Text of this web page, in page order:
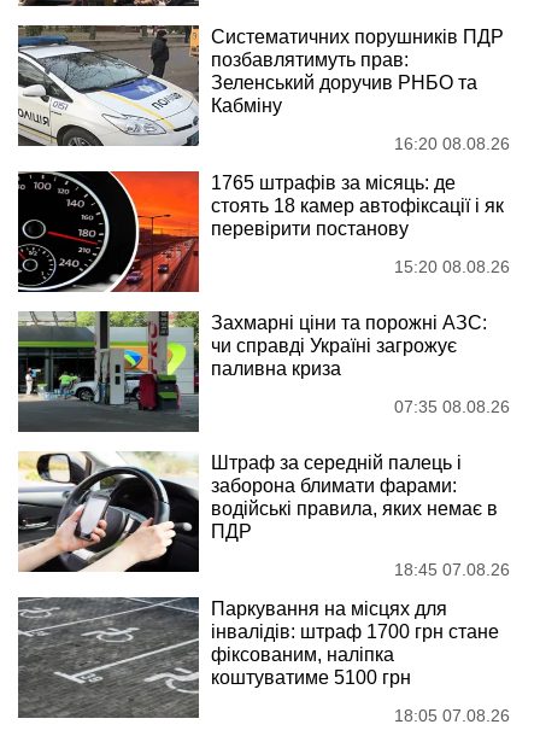
Систематичних порушників ПДР
позбавлятимуть прав:
Зеленський доручив РНБО та
Кабміну
16:20 08.08.26
1765 штрафів за місяць: де
стоять 18 камер автофіксації і як
перевірити постанову
15:20 08.08.26
Захмарні ціни та порожні АЗС:
чи справді Україні загрожує
паливна криза
07:35 08.08.26
Штраф за середній палець і
заборона блимати фарами:
водійські правила, яких немає в
ПДР
18:45 07.08.26
Паркування на місцях для
інвалідів: штраф 1700 грн стане
фіксованим, наліпка
коштуватиме 5100 грн
18:05 07.08.26